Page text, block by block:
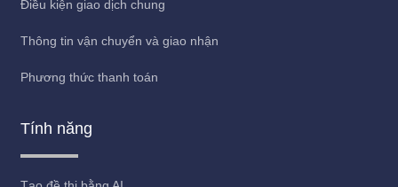
Điều kiện giao dịch chung
Thông tin vận chuyển và giao nhận
Phương thức thanh toán
Tính năng